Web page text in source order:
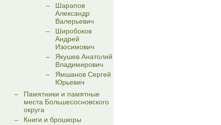
Шарапов
Александр
Валерьевич
Широбоков
Андрей
Изосимович
Якушев Анатолий
Владимирович
Ямшанов Сергей
Юрьевич
Памятники и памятные
места Большесосновского
округа
Книги и брошюры